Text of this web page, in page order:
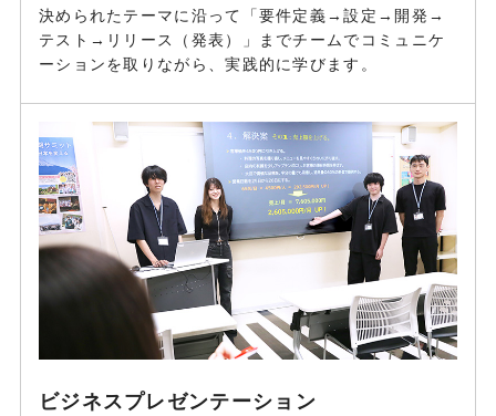
決められたテーマに沿って「要件定義→設定→開発→
テスト→リリース（発表）」までチームでコミュニケ
ーションを取りながら、実践的に学びます。
ビジネスプレゼンテーション